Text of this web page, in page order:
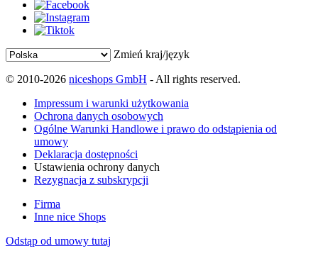
Zmień kraj/język
© 2010-2026 niceshops GmbH - All rights reserved.
Impressum i warunki użytkowania
Ochrona danych osobowych
Ogólne Warunki Handlowe i prawo do odstąpienia od
umowy
Deklaracja dostępności
Ustawienia ochrony danych
Rezygnacja z subskrypcji
Firma
Inne nice Shops
Odstąp od umowy tutaj